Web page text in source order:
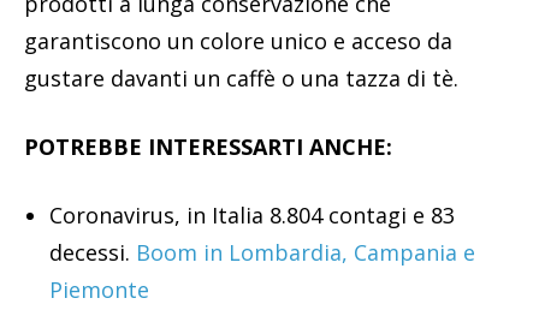
garantiscono un colore unico e acceso da
gustare davanti un caffè o una tazza di tè.
POTREBBE INTERESSARTI ANCHE:
Coronavirus, in Italia 8.804 contagi e 83
decessi. Boom in Lombardia, Campania e
Piemonte